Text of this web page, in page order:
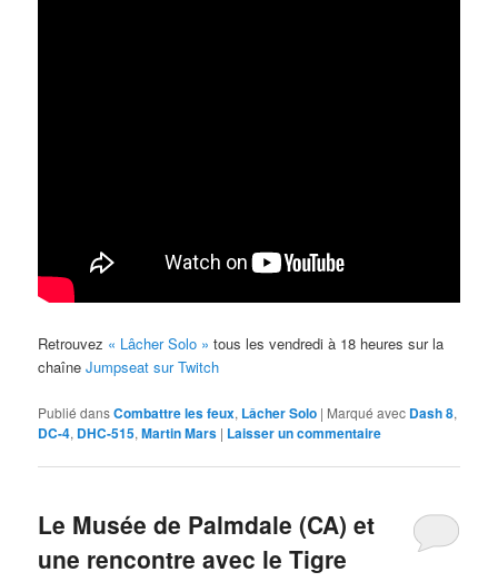
Retrouvez « Lâcher Solo » tous les vendredi à 18 heures sur la
chaîneJumpseat sur Twitch
Publié dansCombattre les feux, Lâcher Solo | Marqué avec Dash 8,
DC-4, DHC-515,Martin Mars | Laisser un commentaire
Le Musée de Palmdale (CA) et
une rencontre avec le Tigre